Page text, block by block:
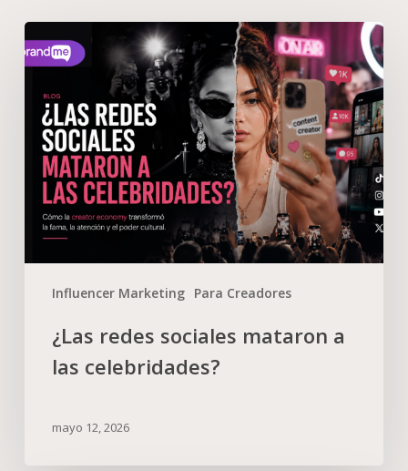
Influencer Marketing Para Creadores
¿Las redes sociales mataron a
las celebridades?
mayo 12, 2026